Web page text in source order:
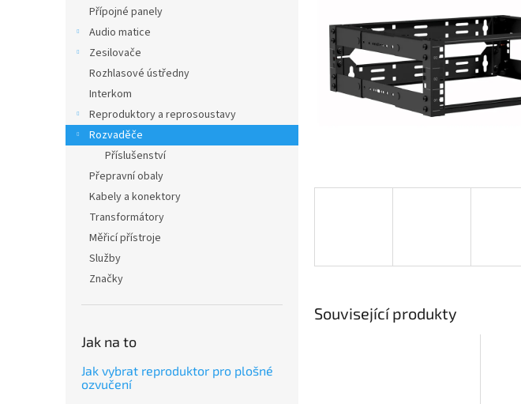
Přípojné panely
Audio matice
Zesilovače
Rozhlasové ústředny
Interkom
Reproduktory a reprosoustavy
Rozvaděče
Příslušenství
Přepravní obaly
Kabely a konektory
Transformátory
Měřicí přístroje
Služby
Značky
Jak na to
Jak vybrat reproduktor pro plošné
ozvučení
Související produkty